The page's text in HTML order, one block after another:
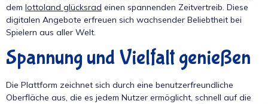
dem lottoland glücksrad einen spannenden Zeitvertreib. Diese
digitalen Angebote erfreuen sich wachsender Beliebtheit bei
Spielern aus aller Welt.
Spannung und Vielfalt genießen
Die Plattform zeichnet sich durch eine benutzerfreundliche
Oberfläche aus, die es jedem Nutzer ermöglicht, schnell auf die